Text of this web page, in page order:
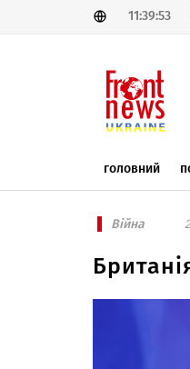
11:39:53
головний
Війна